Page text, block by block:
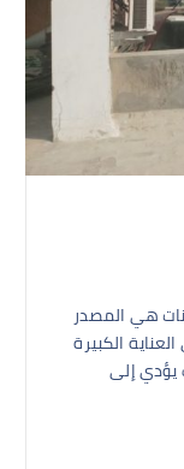
هي المصدر
الكبيرة
يؤدي إلى